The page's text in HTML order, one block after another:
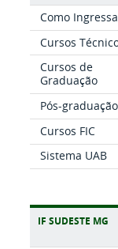
Como
Cursos
Cursos de
Graduação
Pós-graduação
Cursos FIC
Sistema UAB
IF SUDESTE MG